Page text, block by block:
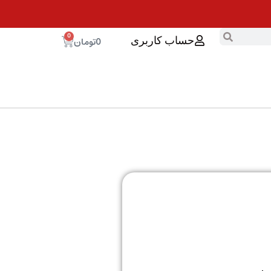
حساب کاربری 0تومان 0